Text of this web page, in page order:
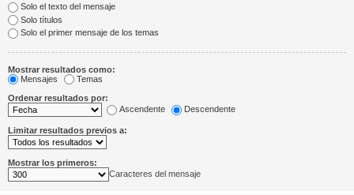
Solo el texto del mensaje
Solo títulos
Solo el primer mensaje de los temas
Mostrar resultados como:
Mensajes
Temas
Ordenar resultados por:
Ascendente
Descendente
Limitar resultados previos a:
Mostrar los primeros:
Caracteres del mensaje